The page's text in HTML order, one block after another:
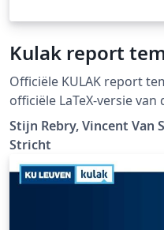
Kulak report
Officiële KULAK report
officiële LaTeX-versie
https://
ontent/ckeditor/housestyle
Stijn Rebry, Vincent Van
Stricht